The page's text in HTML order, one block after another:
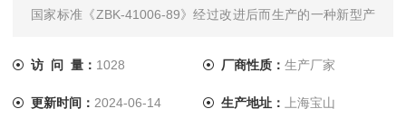
国家标准《ZBK-41006-89》经过改进后而生产的一种新型产
访 问 量： 1028 厂商性质： 生产厂家
更新时间： 2024-06-14 生产地址： 上海宝山